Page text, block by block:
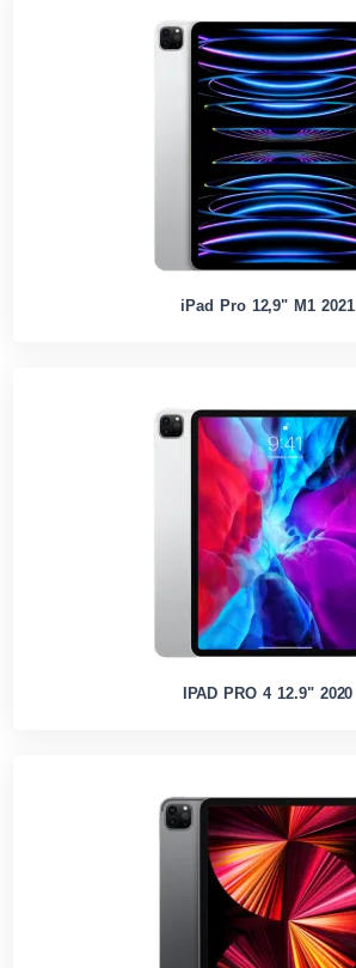
iPad Pro 12,9" M1 2021
IPAD PRO 4 12.9" 2020